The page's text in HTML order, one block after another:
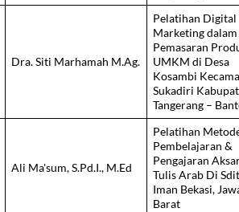
Dra. Siti Marhamah M.Ag.
Pelatihan Digital
Marketing dalam
Pemasaran
UMKM di Desa
Kosambi
Sukadiri
Tangerang –
Ali Ma'sum, S.Pd.I., M.Ed
Pelatihan
Pembelajaran &
Pengajaran
Tulis Arab Di
Iman Bekasi,
Barat